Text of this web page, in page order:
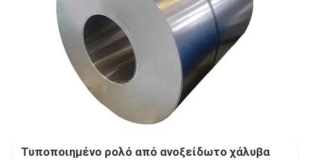
Τυποποιημένο ρολό από ανοξείδωτο χάλυβα